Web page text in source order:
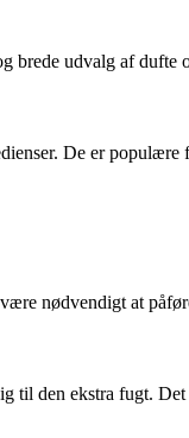
udvalg af dufte
De er populære
nødvendigt at
den ekstra fugt.